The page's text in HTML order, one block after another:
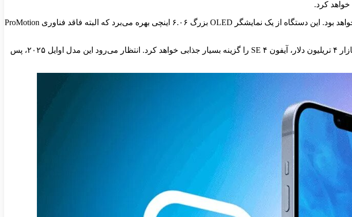
به‌ گزارش منبعی آگاه در Naver، به‌ نام yeux۱۱۲۲، آیفون SE ۴ به تراشه A۱۸ و ۸ گیگابایت رم مجهز خواهد بود. این دستگاه از یک نمایشگر OLED بزرگ ۶.۰۶ اینچی بهره می‌برد که البته فاقد فناوری ProMotion
تمرکز بیشتر اپل بر هوش مصنوعی مولد، به‌عنوان بخشی از مسیر این شرکت برای رسیدن به ارزش بازار ۴ تریلیون دلار، آیفون SE ۴ را گزینه بسیار جذابی خواهد کرد. انتظار می‌رود این مدل اوایل ۲۰۲۵، پس